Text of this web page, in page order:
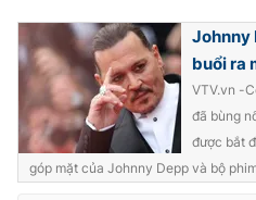
® Cấm sao chép dưới mọi hình
thuận bằng văn bản. Ghi rõ
Johnny
buổi ra
VTV.vn -
đã bùng
được bắt
góp mặt của Johnny Depp và bộ